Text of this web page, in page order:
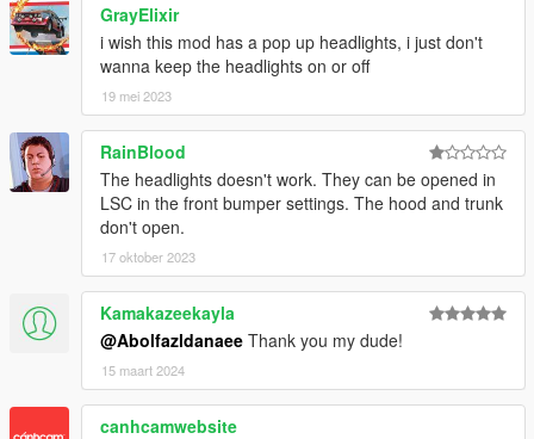
GrayElixir
i wish this mod has a pop up headlights, i just don't
wanna keep the headlights on or off
19 mei 2023
RainBlood
The headlights doesn't work. They can be opened in
LSC in the front bumper settings. The hood and trunk
don't open.
17 oktober 2023
Kamakazeekayla
@Abolfazldanaee Thank you my dude!
15 maart 2024
canhcamwebsite